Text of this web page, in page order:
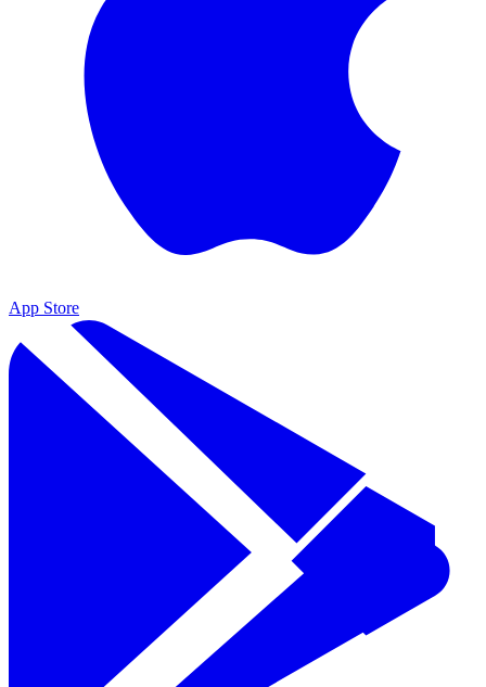
App Store